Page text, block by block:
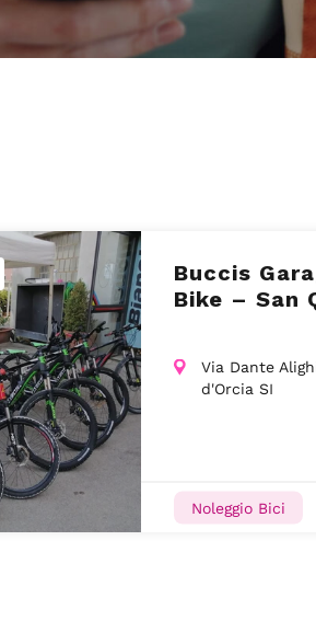
Buccis
Bike – San
Via Dante
d'Orcia SI
Noleggio Bici